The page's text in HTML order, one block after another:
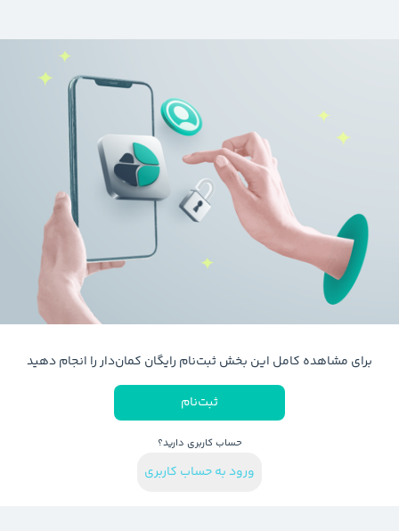
برای مشاهده کامل این بخش ثبت‌نام رایگان کمان‌دار را انجام دهید
ثبت‌نام
حساب کاربری دارید؟
ورود به حساب کاربری